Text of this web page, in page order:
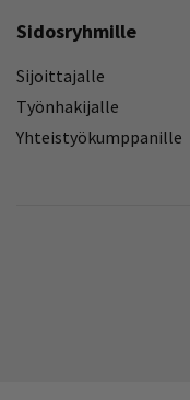
Sidosryhmille
Sijoittajalle
Työnhakijalle
Yhteistyökumppanille